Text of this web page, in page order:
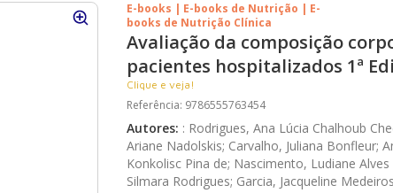
E-books | E-books de Nutrição | E-
books de Nutrição Clínica
Avaliação da composição
pacientes hospitalizados 1ª
Clique e veja!
Referência: 9786555763454
Autores: : Rodrigues, Ana Lúcia Chalhoub
Ariane Nadolskis; Carvalho, Juliana Bonfleur;
Konkolisc Pina de; Nascimento, Ludiane
Silmara Rodrigues; Garcia, Jacqueline Medeiros